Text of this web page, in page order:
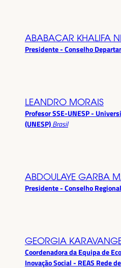
ABABACAR KHALIFA
Presidente - Conselho
LEANDRO MORAIS
Profesor SSE-UNESP -
(UNESP) Brasil
ABDOULAYE GARBA
Presidente - Conselho
GEORGIA
Coordenadora da Equipa de
Inovação Social - REAS Rede